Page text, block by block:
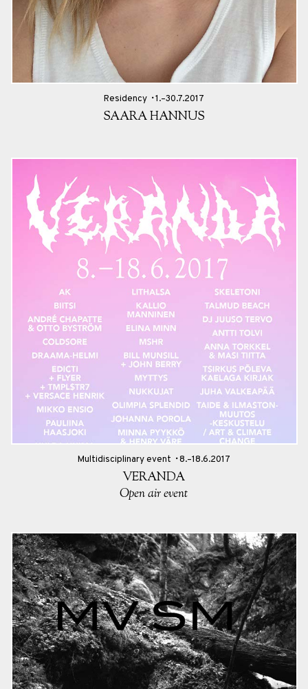
Residency 1.–30.7.2017
SAARA HANNUS
Multidisciplinary event 8.–18.6.2017
VERANDA
Open air event